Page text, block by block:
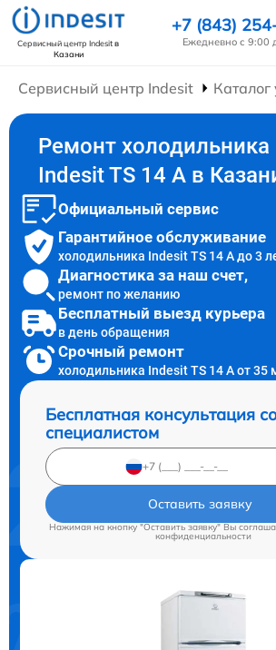
Сервисный центр Indesitв
Казани
+7 (843)
Ежедневно с 9:00
Сервисный центр Indesit Каталог
Ремонт холодильника
Indesit TS 14 A в
Официальный сервис
Гарантийное обслуживание
холодильника Indesit TS 14 A до 3
Диагностика за наш счет,
ремонт по желанию
Бесплатный выезд курьера
в день обращения
Срочный ремонт
холодильника Indesit TS 14 A от 35
Бесплатная консультация
специалистом
Оставить заявку
Нажимая на кнопку "Оставить заявку" Вы
конфиденциальности